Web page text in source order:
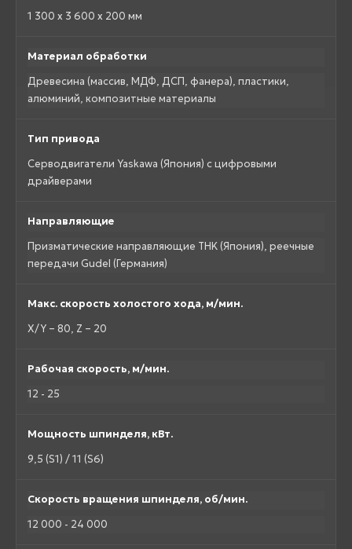
1 300 x 3 600 x 200 мм
Материал обработки
Древесина (массив, МДФ, ДСП, фанера), пластики,
алюминий, композитные материалы
Тип привода
Серводвигатели Yaskawa (Япония) с цифровыми
драйверами
Направляющие
Призматические направляющие THK (Япония), реечные
передачи Gudel (Германия)
Макс. скорость холостого хода, м/мин.
X/Y – 80, Z – 20
Рабочая скорость, м/мин.
12 - 25
Мощность шпинделя, кВт.
9,5 (S1) / 11 (S6)
Скорость вращения шпинделя, об/мин.
12 000 - 24 000